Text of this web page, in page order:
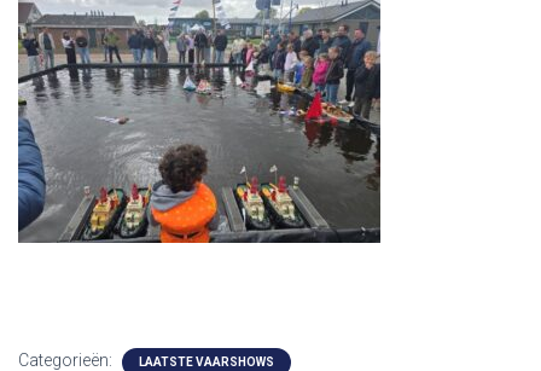
Categorieën: LAATSTE VAARSHOWS